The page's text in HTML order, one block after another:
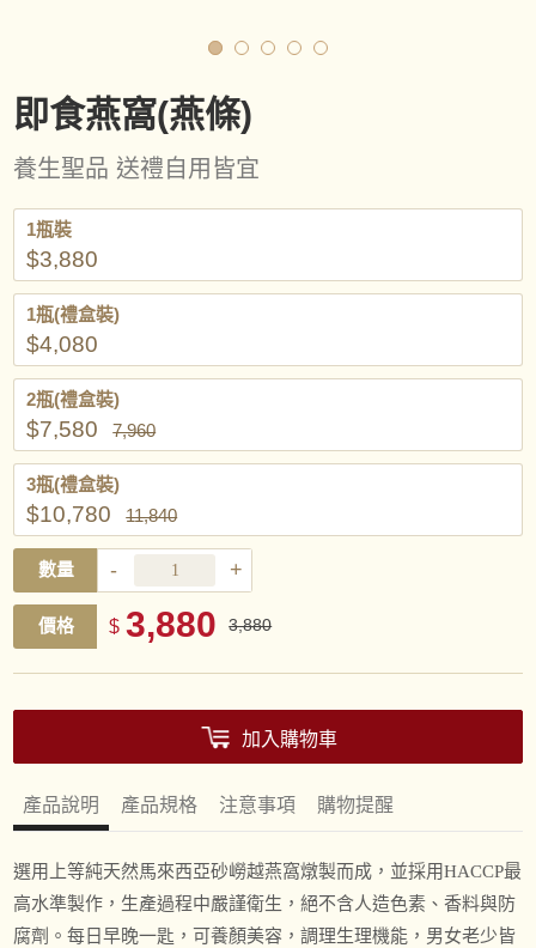
即食燕窩(燕條)
養生聖品 送禮自用皆宜
1瓶裝
$3,880
1瓶(禮盒裝)
$4,080
2瓶(禮盒裝)
$7,580 7,960
3瓶(禮盒裝)
$10,780 11,840
數量 - +
價格 $ 3,880 3,880
加入購物車
產品說明 產品規格 注意事項 購物提醒
選用上等純天然馬來西亞砂嶗越燕窩燉製而成，並採用HACCP最
高水準製作，生產過程中嚴謹衛生，絕不含人造色素、香料與防
腐劑。每日早晚一匙，可養顏美容，調理生理機能，男女老少皆